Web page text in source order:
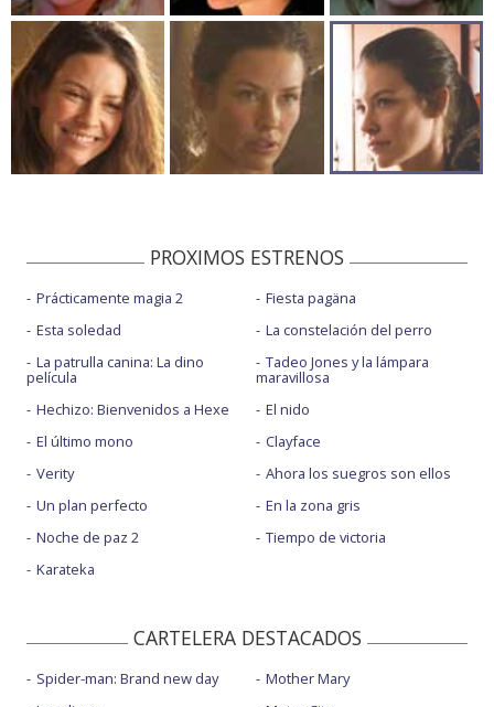
PROXIMOS ESTRENOS
Prácticamente magia 2
Esta soledad
La patrulla canina: La dino
película
Hechizo: Bienvenidos a Hexe
El último mono
Verity
Un plan perfecto
Noche de paz 2
Karateka
Fiesta pagäna
La constelación del perro
Tadeo Jones y la lámpara
maravillosa
El nido
Clayface
Ahora los suegros son ellos
En la zona gris
Tiempo de victoria
CARTELERA DESTACADOS
Spider-man: Brand new day
Mother Mary